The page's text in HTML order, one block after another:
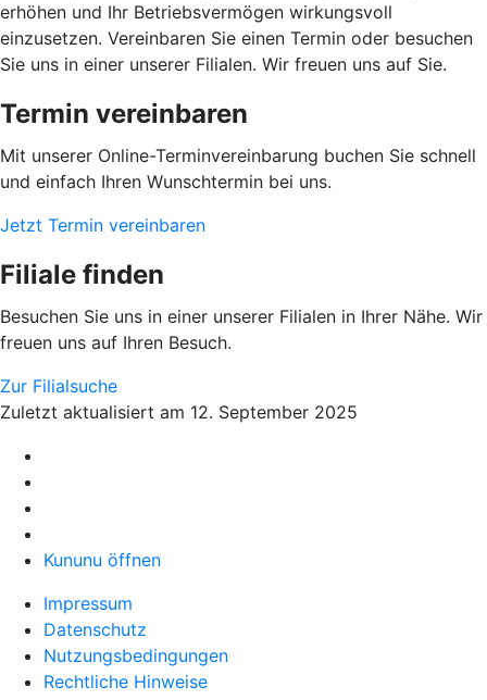
erhöhen und Ihr Betriebsvermögen wirkungsvoll
einzusetzen. Vereinbaren Sie einen Termin oder besuchen
Sie uns in einer unserer Filialen. Wir freuen uns auf Sie.
Termin vereinbaren
Mit unserer Online-Terminvereinbarung buchen Sie schnell
und einfach Ihren Wunschtermin bei uns.
Jetzt Termin vereinbaren
Filiale finden
Besuchen Sie uns in einer unserer Filialen in Ihrer Nähe. Wir
freuen uns auf Ihren Besuch.
Zur Filialsuche
Zuletzt aktualisiert am 12. September 2025
Kununu öffnen
Impressum
Datenschutz
Nutzungsbedingungen
Rechtliche Hinweise